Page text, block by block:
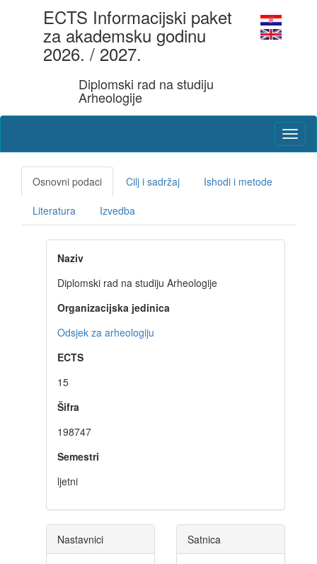
ECTS Informacijski paket
za akademsku godinu
2026. / 2027.
Diplomski rad na studiju
Arheologije
Osnovni podaci Cilj i sadržaj Ishodi i metode
Literatura Izvedba
Naziv
Diplomski rad na studiju Arheologije
Organizacijska jedinica
Odsjek za arheologiju
ECTS
15
Šifra
198747
Semestri
ljetni
Nastavnici Satnica